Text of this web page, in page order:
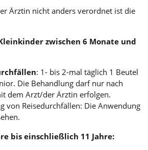
Ärztin nicht anders verordnet ist die
zwischen 6 Monate und
: 1- bis 2-mal täglich 1 Beutel
Die Behandlung darf nur nach
dem Arzt/der Ärztin erfolgen.
von Reisedurchfällen: Die Anwendung
bis einschließlich 11 Jahre: